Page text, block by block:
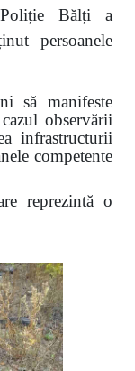
Bălți a
persoanele
să manifeste
observării
infrastructurii
competente
reprezintă o